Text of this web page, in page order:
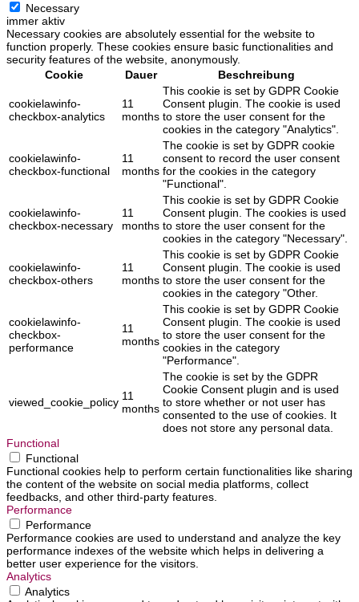
Necessary
immer aktiv
Necessary cookies are absolutely essential for the website to
function properly. These cookies ensure basic functionalities and
security features of the website, anonymously.
Cookie
Dauer Beschreibung
cookielawinfo-
checkbox-analytics
11
months
This cookie is set by GDPR Cookie
Consent plugin. The cookie is used
to store the user consent for the
cookies in the category "Analytics".
cookielawinfo-
checkbox-functional
11
months
The cookie is set by GDPR cookie
consent to record the user consent
for the cookies in the category
"Functional".
cookielawinfo-
checkbox-necessary
11
months
This cookie is set by GDPR Cookie
Consent plugin. The cookies is used
to store the user consent for the
cookies in the category "Necessary".
cookielawinfo-
checkbox-others
11
months
This cookie is set by GDPR Cookie
Consent plugin. The cookie is used
to store the user consent for the
cookies in the category "Other.
cookielawinfo-
checkbox-
performance
11
months
This cookie is set by GDPR Cookie
Consent plugin. The cookie is used
to store the user consent for the
cookies in the category
"Performance".
viewed_cookie_policy 11
months
The cookie is set by the GDPR
Cookie Consent plugin and is used
to store whether or not user has
consented to the use of cookies. It
does not store any personal data.
Functional
Functional
Functional cookies help to perform certain functionalities like sharing
the content of the website on social media platforms, collect
feedbacks, and other third-party features.
Performance
Performance
Performance cookies are used to understand and analyze the key
performance indexes of the website which helps in delivering a
better user experience for the visitors.
Analytics
Analytics